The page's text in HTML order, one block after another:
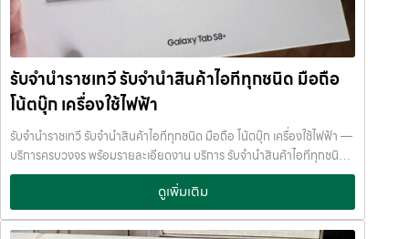
ความปลอดภัย และการดูแล ระบบกล้องวงจรปิด CCTV ทุกมุม ห้องนิรภัย
/ ตู้นิรภัย พนักงานผ่านการฝึกอบรม ประกันความเสียหาย / ความสูญหาย
บันทึกข้อมูลลูกค้าเป็นความลับ คำแนะนำสำหรับผู้ใช้บริการ เก็บสลิป /
เอกสารสัญญาอย่างดี อย่าเสียบแบตเตอรี่นานนับเดือน ไถ่ถอนก่อนหมด
กำหนด ติดต่อเราได้ทันทีหากมีปัญหา ลิงก์ที่เกี่ยวข้อง รับจำนำสามย่าน
มิตรทาวน์ รับจำนำสามย่านมิตรทาวน์
พร้อมประเมินราคาอย่างเป็นธรรม ให้ราคาสูง และจ่ายเงินสดรวดเร็วภายใน
ไม่กี่นาที เรามีมาตรฐานการให้บริการที่ โปร่งใส ปลอดภัย เชื่อถือได้ การดูแล
สินค้าทุกชิ้นอย่างดี ภายในสถานที่ที่มีระบบรักษาความปลอดภัยครบครัน
ทีมงานเชี่ยวชาญ พร้อมให้คำปรึกษาอย่างมืออาชีพ คุณได้รับเงินจริงทันที
ไม่ต้องรอนาน การบริการของเราออกแบบมาเพื่อตอบโจทย์ลูกค้าที่ต้องการ
เงินด่วนโดยไม่ต้องขายสินทรัพย์ เราเข้าใจความรู้สึกของลูกค้า เรารักษา
ความลับ และพยายามให้บริการด้วยความอ่อนโยน สุจริต และไว้วางใจได้
พื้นที่บริการของ รับจำนำพลัส เพื่อให้ครอบคลุมกลุ่มลูกค้าในหลายเขต
กรุงเทพฯ เรามีจุดบริการในหลายพื้นที่สำคัญดังนี้: เขต ลาดพร้าว เขต
แจ้งวัฒนะ เขต สีลม เขต รัชดา เขต บางแค เขต รามอินทรา เขต บางนา ไม่ว่า
คุณอยู่ในซอย ลาดพร้าวโชคชัย4 ลาดปลาเค้า รัชดาซอย หรือใกล้แยกสีลม
ช่องนนทรี บางนา เมกาบางนา บางแค เดอะมอลล์บางแค รามอินทรา กม.8
รับจำนำราชเทวี รับจำนำสินค้าไอทีทุกชนิด มือถือ
โน้ตบุ๊ก เครื่องใช้ไฟฟ้า
รับจำนำราชเทวี รับจำนำสินค้าไอทีทุกชนิด มือถือ โน้ตบุ๊ก เครื่องใช้ไฟฟ้า —
บริการครบวงจร พร้อมรายละเอียดงาน บริการ รับจำนำสินค้าไอทีทุกชนิด
พร้อมให้บริการในเขต ลาดพร้าว แจ้งวัฒนะ สีลม รัชดา บางแค รามอินทรา
บางนา ด้วยมาตรฐาน รวดเร็ว ปลอดภัย ให้ราคาสูง รับจำนำราชเทวี — รับ
จำนำสินค้าไอทีทุกชนิด มือถือ โน้ตบุ๊ก เครื่องใช้ไฟฟ้า รับจำนำราชเทวี รับ
จำนำสินค้าไอทีทุกชนิด มือถือ โน้ตบุ๊ก เครื่องใช้ไฟฟ้า รับจำนำพลัส เงินด่วน
ดูเพิ่มเติม